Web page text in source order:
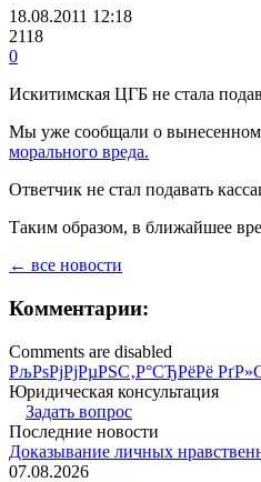
18.08.2011 12:18
2118
0
Искитимская ЦГБ не стала
Мы уже сообщали о
морального вреда.
Ответчик не стал подавать
Таким образом, в ближайшее
← все новости
Комментарии:
Comments are disabled
РљРѕРјРјРµРЅС‚Р°СЂРёРё
Юридическая консультация
Задать вопрос
Последние новости
Доказывание личных
07.08.2026